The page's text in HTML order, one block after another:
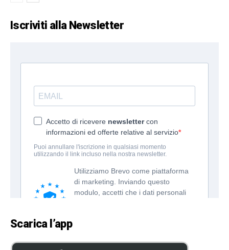
Iscriviti alla Newsletter
Scarica l’app